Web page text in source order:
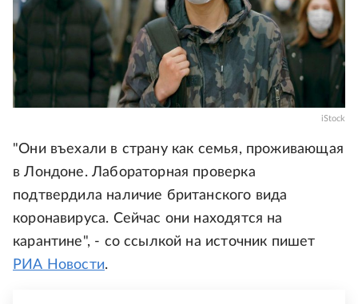
iStock
"Они въехали в страну как семья, проживающая
в Лондоне. Лабораторная проверка
подтвердила наличие британского вида
коронавируса. Сейчас они находятся на
карантине", - со ссылкой на источник пишет
РИА Новости.